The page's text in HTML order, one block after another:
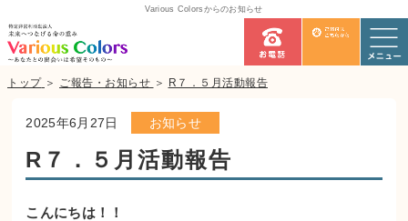
Various Colorsからのお知らせ
トップ ＞ ご報告・お知らせ ＞ R７．５月活動報告
2025年6月27日 お知らせ
R７．５月活動報告
こんにちは！！